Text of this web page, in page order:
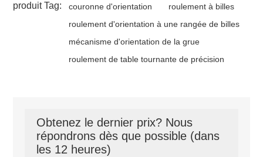
produit Tag: couronne d'orientation
roulement à billes
roulement d'orientation à une rangée de billes
mécanisme d'orientation de la grue
roulement de table tournante de précision
Obtenez le dernier prix? Nous
répondrons dès que possible (dans
les 12 heures)